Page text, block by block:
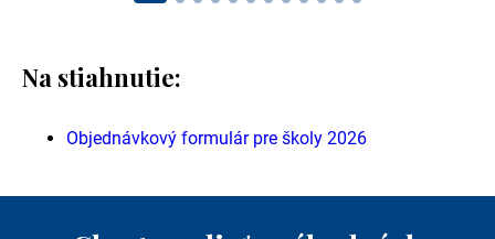
Na stiahnutie:
Objednávkový formulár pre školy 2026